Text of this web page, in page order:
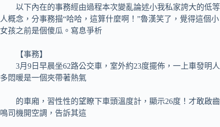
以下內在的事務經由過程本次變亂論述小我私家誇大的低等
人概念，分事務描“哈哈，這算什麼啊！”魯漢笑了，覺得這個小
女孩之前是個傻瓜。寫息爭析
【事務】
3月9日早晨坐62路公交車，室外約23度擺佈，一上車發明人
多悶暖是一個夾帶著熱氣
的車廂，習性性的望瞭下車頭溫度計，顯示26度！才敢啟齒
鳴司機開空調，告訴其這